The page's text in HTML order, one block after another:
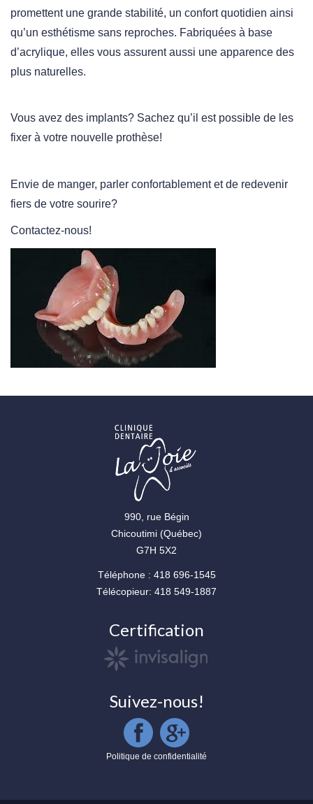
promettent une grande stabilité, un confort quotidien ainsi
qu’un esthétisme sans reproches. Fabriquées à base
d’acrylique, elles vous assurent aussi une apparence des
plus naturelles.
Vous avez des implants? Sachez qu’il est possible de les
fixer à votre nouvelle prothèse!
Envie de manger, parler confortablement et de redevenir
fiers de votre sourire?
Contactez-nous!
990, rue Bégin
Chicoutimi (Québec)
G7H 5X2
Téléphone : 418 696-1545
Télécopieur: 418 549-1887
Certification
Suivez-nous!
Politique de confidentialité